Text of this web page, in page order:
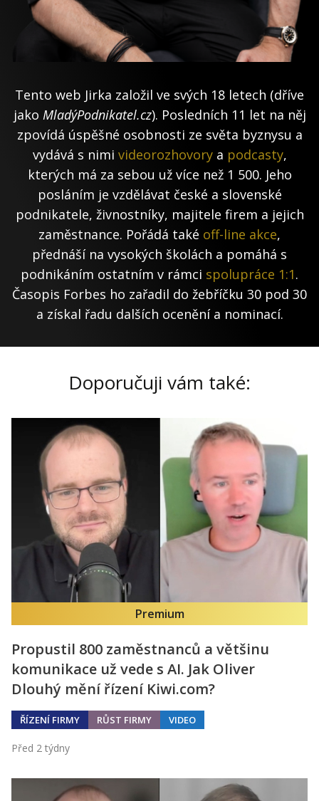
Tento web Jirka založil ve svých 18 letech (dříve
jako MladýPodnikatel.cz). Posledních 11 let na něj
zpovídá úspěšné osobnosti ze světa byznysu a
vydává s nimi videorozhovorya podcasty,
kterých má za sebou už více než 1 500. Jeho
posláním je vzdělávat české a slovenské
podnikatele, živnostníky, majitele firem a jejich
zaměstnance. Pořádá také off-line akce,
přednáší na vysokých školách a pomáhá s
podnikáním ostatním v rámci spolupráce 1:1.
Časopis Forbes ho zařadil do žebříčku 30 pod 30
a získal řadu dalších ocenění a nominací.
Doporučuji vám také:
Premium
Propustil 800 zaměstnanců a většinu
komunikace už vede s AI. Jak Oliver
Dlouhý mění řízení Kiwi.com?
ŘÍZENÍ FIRMY RŮST FIRMY VIDEO
Před 2 týdny